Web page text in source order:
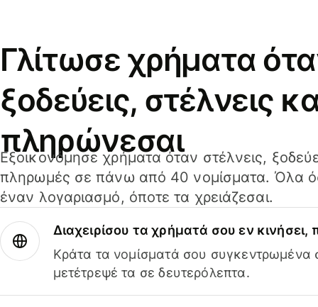
Γλίτωσε χρήματα
ξοδεύεις, στέλνεις
πληρώνεσαι
Εξοικονόμησε χρήματα όταν στέλνεις,
πληρωμές σε πάνω από 40 νομίσματα. Όλα
έναν λογαριασμό, όποτε τα χρειάζεσαι.
Διαχειρίσου τα χρήματά σου εν
Κράτα τα νομίσματά σου συγκεντρωμένα
μετέτρεψέ τα σε δευτερόλεπτα.